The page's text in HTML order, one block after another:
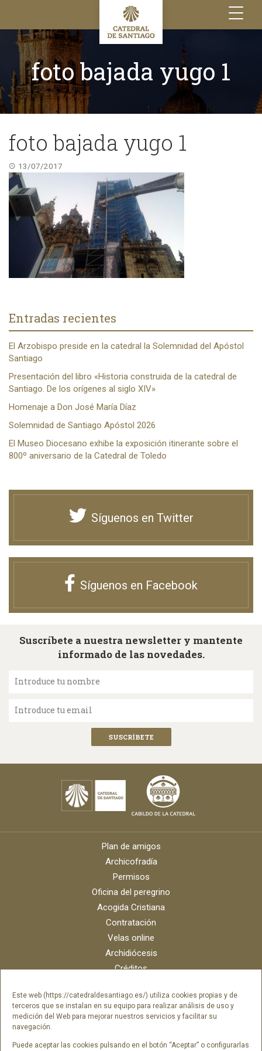
Este web (https://catedraldesantiago.es/) utiliza cookies propias y de
terceros que se instalan en su equipo para realizar análisis de uso y
medición del Web para mejorar nuestros servicios y facilitar su
navegación.
Puede aceptar las cookies pulsando en el botón “Aceptar” o configurarlas
Toggle
navigation
foto bajada yugo 1
foto bajada yugo 1
13/07/2017
Entradas recientes
El Arzobispo preside en la catedral la Solemnidad del Apóstol
Santiago
Presentación del libro «Historia construida de la catedral de
Santiago. De los orígenes al siglo XIV»
Homenaje a Don José María Díaz
Solemnidad de Santiago Apóstol 2026
El Museo Diocesano exhibe la exposición itinerante sobre el
800º aniversario de la Catedral de Toledo
Síguenos en Twitter
Síguenos en Facebook
Suscríbete a nuestra newsletter y mantente
informado de las novedades.
Introduce tu nombre
Introduce tu email
Plan de amigos
Archicofradía
Permisos
Oficina del peregrino
Acogida Cristiana
Contratación
Velas online
Archidiócesis
Créditos
Contacto
Portal del empleado SAMI Catedral